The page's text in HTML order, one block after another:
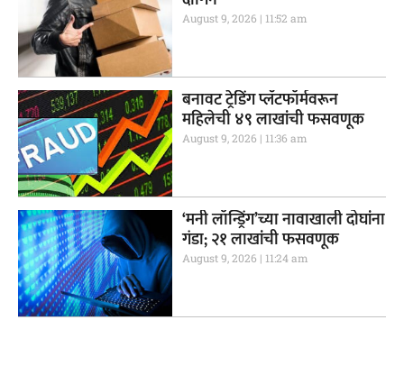
August 9, 2026 11:52 am
बनावट ट्रेडिंग प्लॅटफॉर्मवरून
महिलेची ४९ लाखांची फसवणूक
August 9, 2026 11:36 am
‘मनी लॉन्ड्रिंग’च्या नावाखाली दोघांना
गंडा; २१ लाखांची फसवणूक
August 9, 2026 11:24 am